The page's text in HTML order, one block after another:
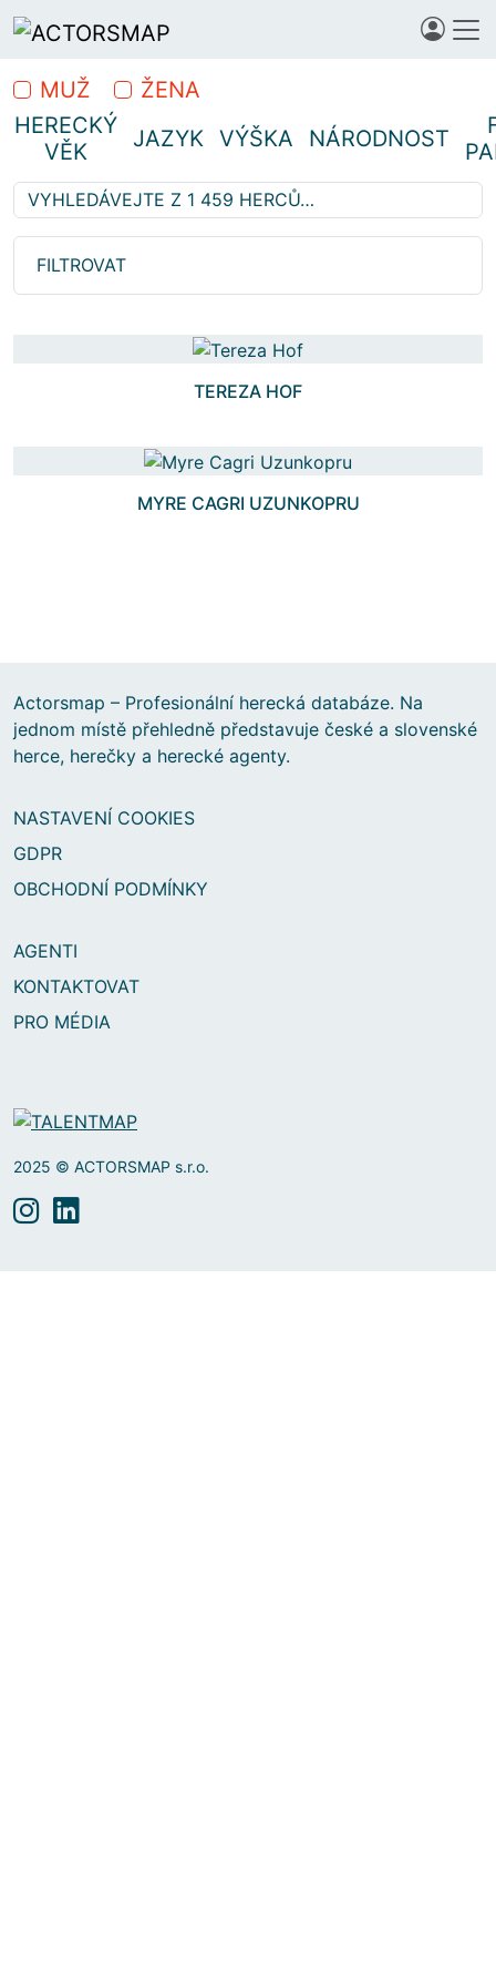
MUŽ
ŽENA
HERECKÝ
VĚK
JAZYK VÝŠKA NÁRODNOST
FILTROVAT
TEREZA HOF
MYRE CAGRI UZUNKOPRU
Actorsmap – Profesionální herecká databáze. Na
jednom místě přehledně představuje české a slovenské
herce, herečky a herecké agenty.
NASTAVENÍ COOKIES
GDPR
OBCHODNÍ PODMÍNKY
AGENTI
KONTAKTOVAT
PRO MÉDIA
2025 © ACTORSMAP s.r.o.